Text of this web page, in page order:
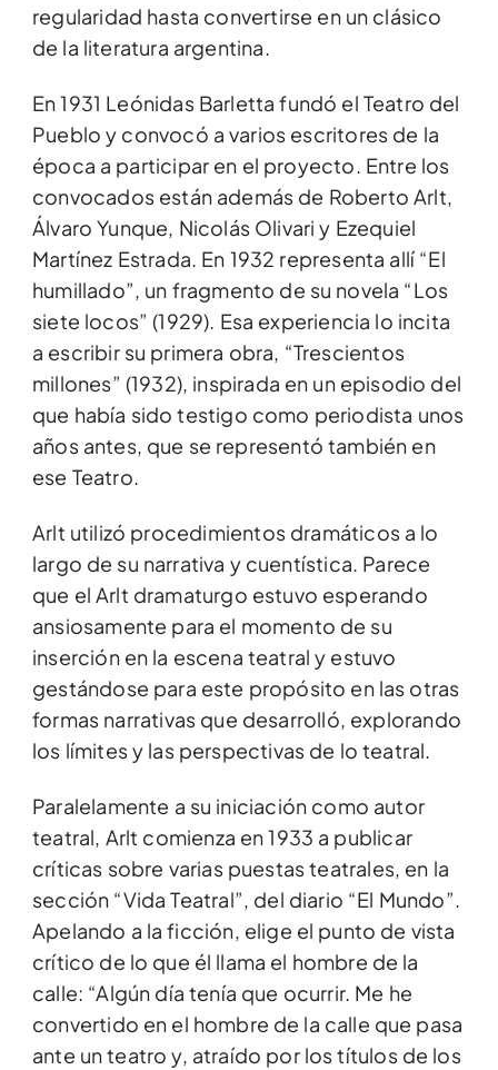
regularidad hasta convertirse en un clásico
de la literatura argentina.
En 1931 Leónidas Barletta fundó el Teatro del
Pueblo y convocó a varios escritores de la
época a participar en el proyecto. Entre los
convocados están además de Roberto Arlt,
Álvaro Yunque, Nicolás Olivari y Ezequiel
Martínez Estrada. En 1932 representa allí “El
humillado”, un fragmento de su novela “Los
siete locos” (1929). Esa experiencia lo incita
a escribir su primera obra, “Trescientos
millones” (1932), inspirada en un episodio del
que había sido testigo como periodista unos
años antes, que se representó también en
ese Teatro.
Arlt utilizó procedimientos dramáticos a lo
largo de su narrativa y cuentística. Parece
que el Arlt dramaturgo estuvo esperando
ansiosamente para el momento de su
inserción en la escena teatral y estuvo
gestándose para este propósito en las otras
formas narrativas que desarrolló, explorando
los límites y las perspectivas de lo teatral.
Paralelamente a su iniciación como autor
teatral, Arlt comienza en 1933 a publicar
críticas sobre varias puestas teatrales, en la
sección “Vida Teatral”, del diario “El Mundo”.
Apelando a la ficción, elige el punto de vista
crítico de lo que él llama el hombre de la
calle: “Algún día tenía que ocurrir. Me he
convertido en el hombre de la calle que pasa
ante un teatro y, atraído por los títulos de los